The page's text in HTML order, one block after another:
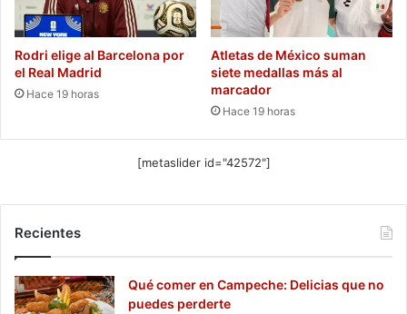
Rodri elige al Barcelona por
el Real Madrid
Hace 19 horas
Atletas de México suman
siete medallas más al
marcador
Hace 19 horas
[metaslider id="42572"]
Recientes
Qué comer en Campeche: Delicias que no
puedes perderte